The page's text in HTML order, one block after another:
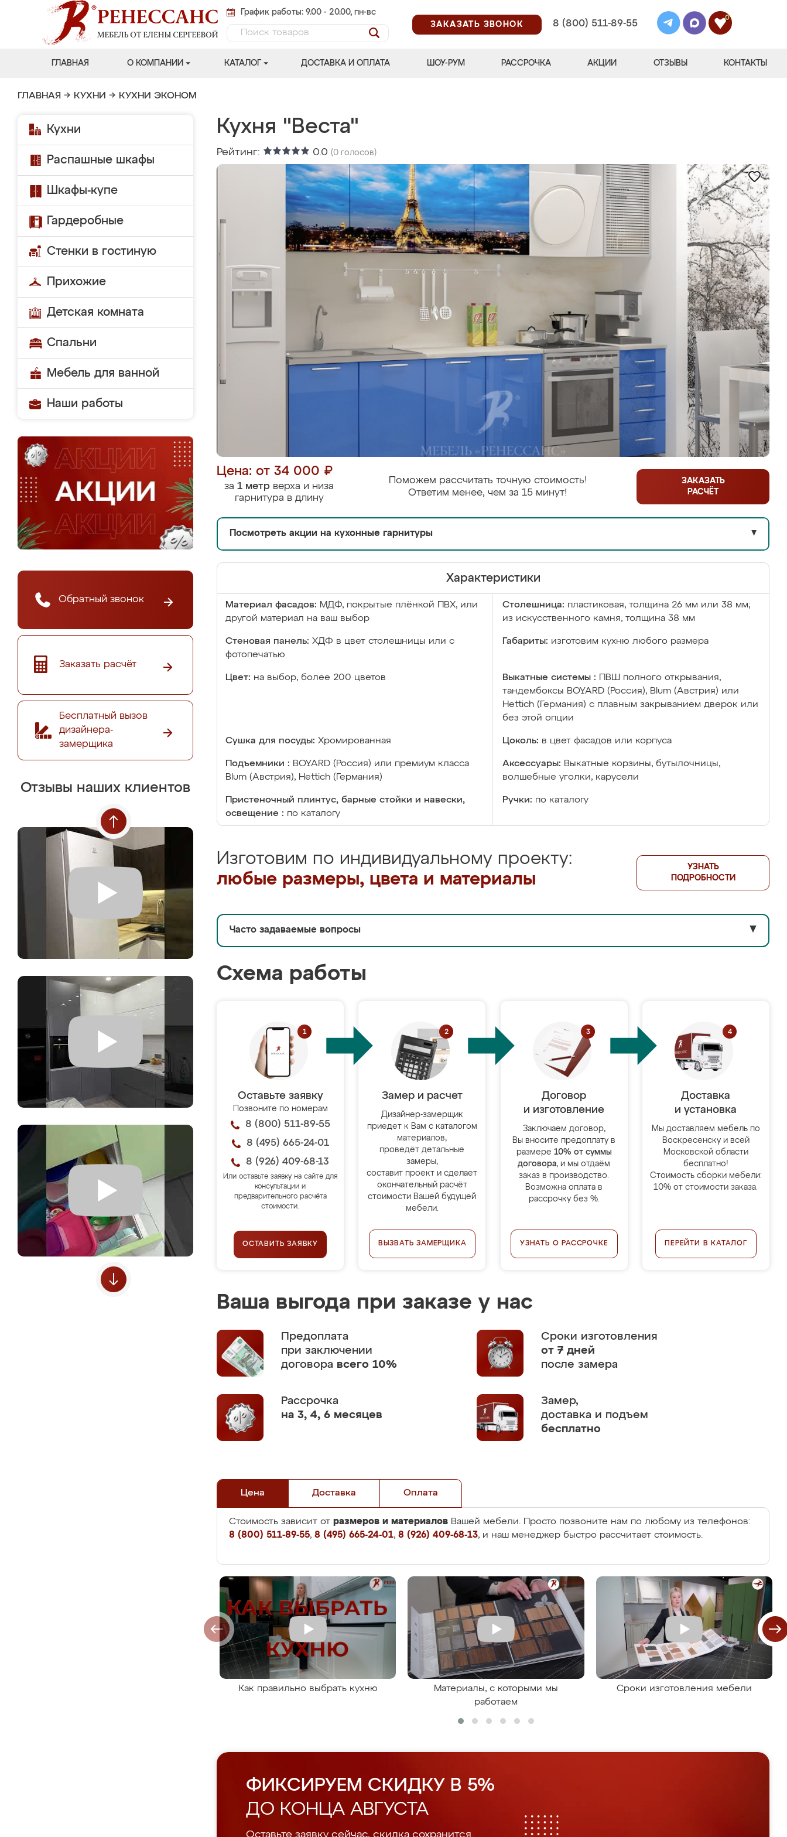
График работы: 9.00 - 20.00, пн-вс
ЗАКАЗАТЬ ЗВОНОК
8 (800) 511-89-55
0
ГЛАВНАЯ О КОМПАНИИ КАТАЛОГ ДОСТАВКА И ОПЛАТА ШОУ-РУМ РАССРОЧКА АКЦИИ ОТЗЫВЫ КОНТАКТЫ
ГЛАВНАЯ → КУХНИ → КУХНИ ЭКОНОМ
Кухни
Распашные шкафы
Шкафы-купе
Гардеробные
Стенки в гостиную
Прихожие
Детская комната
Спальни
Мебель для ванной
Наши работы
Обратный звонок
Заказать расчёт
Бесплатный вызов
дизайнера-
замерщика
Отзывы наших клиентов
Кухня "Веста"
Рейтинг: 0.0 (0 голосов)
Цена: от 34 000 ₽
за 1 метр верха и низа
гарнитура в длину
Поможем рассчитать точную стоимость!
Ответим менее, чем за 15 минут!
ЗАКАЗАТЬ
РАСЧЁТ
Посмотреть акции на кухонные гарнитуры ▼
Характеристики
Материал фасадов: МДФ, покрытые плёнкой ПВХ, или
другой материал на ваш выбор
Столешница: пластиковая, толщина 26 мм или 38 мм;
из искусственного камня, толщина 38 мм
Стеновая панель: ХДФ в цвет столешницы или с
фотопечатью
Габариты: изготовим кухню любого размера
Цвет: на выбор, более 200 цветов Выкатные системы :
ПВШ полного открывания,
тандембоксы BOYARD (Россия), Blum (Австрия) или
Hettich (Германия) с плавным закрыванием дверок или
без этой опции
Сушка для посуды: Хромированная Цоколь: в цвет фасадов или корпуса
Подъемники : BOYARD (Россия) или премиум класса
Blum (Австрия), Hettich (Германия)
Аксессуары: Выкатные корзины, бутылочницы,
волшебные уголки, карусели
Пристеночный плинтус, барные стойки и навески,
освещение : по каталогу
Ручки: по каталогу
Изготовим по индивидуальному проекту:
любые размеры, цвета и материалы
УЗНАТЬ
ПОДРОБНОСТИ
Часто задаваемые вопросы ▼
Схема работы
Оставьте заявку
Позвоните по номерам
8 (800) 511-89-55
8 (495) 665-24-01
8 (926) 409-68-13
Или оставьте заявку на сайте для
консультации и
предварительного расчёта
стоимости.
ОСТАВИТЬ ЗАЯВКУ
Замер и расчет
Дизайнер-замерщик
приедет к Вам с каталогом
материалов,
проведёт детальные
замеры,
составит проект и сделает
окончательный расчёт
стоимости Вашей будущей
мебели.
ВЫЗВАТЬ ЗАМЕРЩИКА
Договор
и изготовление
Заключаем договор,
Вы вносите предоплату в
размере 10% от суммы
договора, и мы отдаём
заказ в производство.
Возможна оплата в
рассрочку без %.
УЗНАТЬ О РАССРОЧКЕ
Доставка
и установка
Мы доставляем мебель по
Воскресенску и всей
Московской области
бесплатно!
Стоимость сборки мебели:
10% от стоимости заказа.
ПЕРЕЙТИ В КАТАЛОГ
Ваша выгода при заказе у нас
Предоплата
при заключении
договора всего 10%
Сроки изготовления
от 7 дней
после замера
Рассрочка
на 3, 4, 6 месяцев
Замер,
доставка и подъем
бесплатно
Цена Доставка Оплата
Стоимость зависит от размеров и материалов Вашей мебели. Просто позвоните нам по любому из телефонов:
8 (800) 511-89-55, 8 (495) 665-24-01, 8 (926) 409-68-13, и наш менеджер быстро рассчитает стоимость.
Как правильно выбрать кухню
Материалы, с которыми мы
работаем
Сроки изготовления мебели
ФИКСИРУЕМ СКИДКУ В 5%
ДО КОНЦА АВГУСТА
Оставьте заявку сейчас, скидка сохранится.